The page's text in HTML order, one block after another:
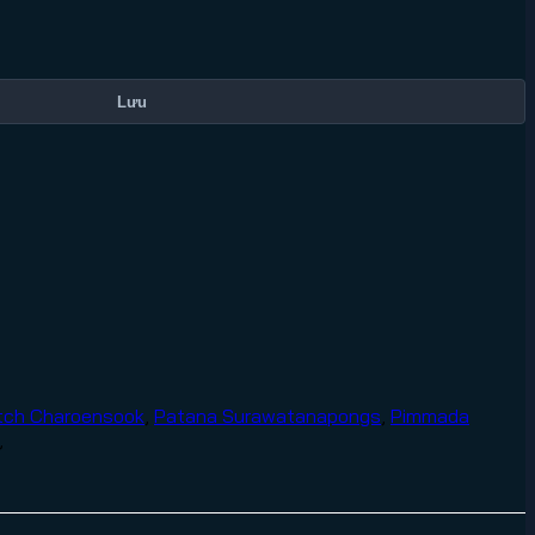
Lưu
Charoensook Patana Surawatanapongs Pimmada